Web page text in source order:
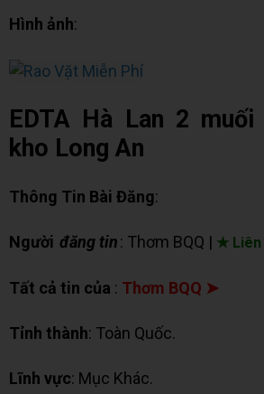
Hình ảnh:
EDTA Hà Lan 2
kho Long An
Thông Tin Bài Đăng:
Người đăng tin: Thơm BQQ | ★ Liên
Tất cả tin của : Thơm BQQ ➤
Tỉnh thành: Toàn Quốc.
Lĩnh vực: Mục Khác.